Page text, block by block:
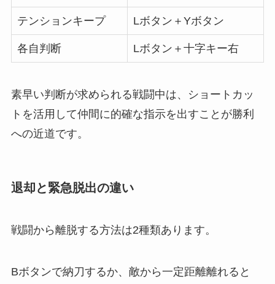
テンションキープ Lボタン＋Yボタン
各自判断 Lボタン＋十字キー右
素早い判断が求められる戦闘中は、ショートカッ
トを活用して仲間に的確な指示を出すことが勝利
への近道です。
退却と緊急脱出の違い
戦闘から離脱する方法は2種類あります。
Bボタンで納刀するか、敵から一定距離離れると